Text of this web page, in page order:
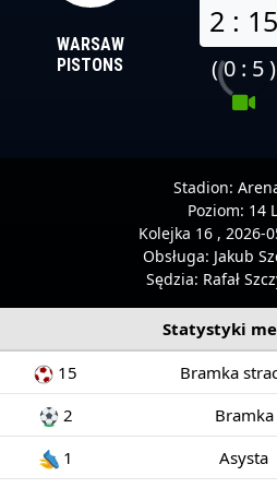
WARSAW
PISTONS
2 : 15
( 0 : 5 )
Stadion:
Poziom: 14
Kolejka 16 , 2026-
Obsługa: Jakub
Sędzia: Rafał
Statystyki
15
Bramka
2
Bramka
1
Asysta